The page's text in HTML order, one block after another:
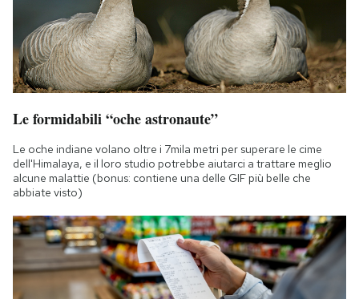
Le formidabili “oche astronaute”
Le oche indiane volano oltre i 7mila metri per superare le cime
dell'Himalaya, e il loro studio potrebbe aiutarci a trattare meglio
alcune malattie (bonus: contiene una delle GIF più belle che
abbiate visto)